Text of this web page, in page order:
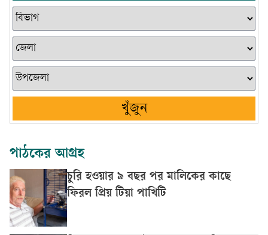
খুঁজুন
পাঠকের আগ্রহ
চুরি হওয়ার ৯ বছর পর মালিকের কাছে
ফিরল প্রিয় টিয়া পাখিটি